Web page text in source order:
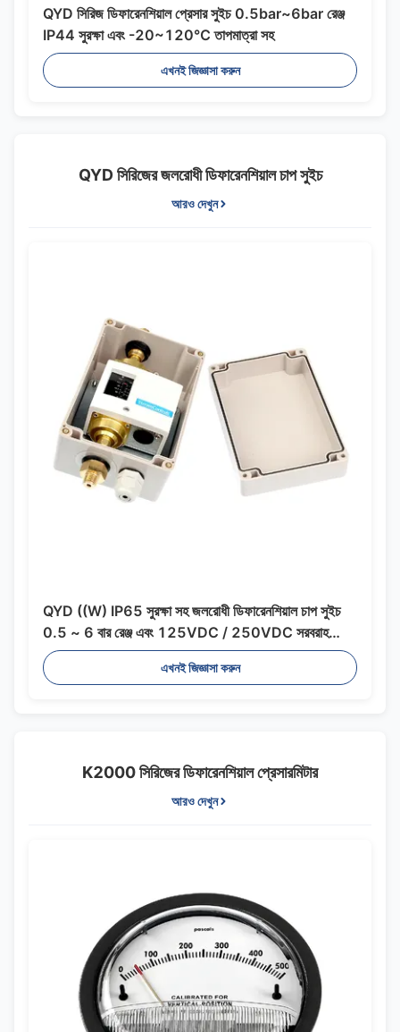
QYD সিরিজ ডিফারেনশিয়াল প্রেসার সুইচ 0.5bar~6bar রেঞ্জ
IP44 সুরক্ষা এবং -20~120℃ তাপমাত্রা সহ
এখনই জিজ্ঞাসা করুন
QYD সিরিজের জলরোধী ডিফারেনশিয়াল চাপ সুইচ
আরও দেখুন
QYD ((W) IP65 সুরক্ষা সহ জলরোধী ডিফারেনশিয়াল চাপ সুইচ
0.5 ~ 6 বার রেঞ্জ এবং 125VDC / 250VDC সরবরাহ
ভোল্টেজ
এখনই জিজ্ঞাসা করুন
K2000 সিরিজের ডিফারেনশিয়াল প্রেসারমিটার
আরও দেখুন